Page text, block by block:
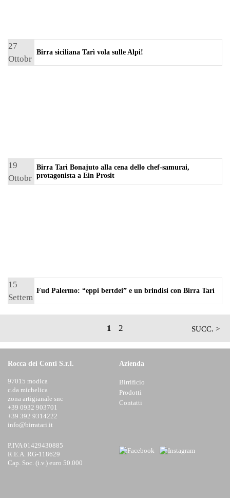
Birra siciliana Tarì vola sulle Alpi!
27
Ottobr
Birra Tarì Bonajuto alla cena dello chef-samurai,
protagonista a Ein Prosit
19
Ottobr
Fud Palermo: “eppi bertdei” e un brindisi con Birra Tarì
15
Settem
1 2 SUCC. >
Rocca dei Conti S.r.l.
97015 modica
c.da michelica
zona artigianale snc
+39 0932 903701
+39 392 9314222
info@birratari.it
P.IVA 01429430885
R.E.A. RG-118629
Cap. Soc. (i.v.) euro 50.000
Azienda
Birrificio
Prodotti
Contatti